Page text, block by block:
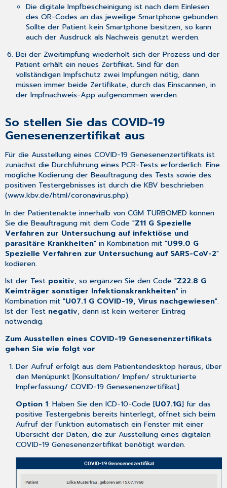
Die digitale Impfbescheinigung ist nach dem Einlesen
des QR-Codes an das jeweilige Smartphone gebunden.
Sollte der Patient kein Smartphone besitzen, so kann
auch der Ausdruck als Nachweis genutzt werden.
Bei der Zweitimpfung wiederholt sich der Prozess und der
Patient erhält ein neues Zertifikat. Sind für den
vollständigen Impfschutz zwei Impfungen nötig, dann
müssen immer beide Zertifikate, durch das Einscannen, in
der Impfnachweis-App aufgenommen werden.
So stellen Sie das COVID-19
Genesenenzertifikat aus
Für die Ausstellung eines COVID-19 Genesenenzertifikats ist
zunächst die Durchführung eines PCR-Tests erforderlich. Eine
mögliche Kodierung der Beauftragung des Tests sowie des
positiven Testergebnisses ist durch die KBV beschrieben
(www.kbv.de/html/coronavirus.php).
In der Patientenakte innerhalb von CGM TURBOMED können
Sie die Beauftragung mit dem Code "Z11 G Spezielle
Verfahren zur Untersuchung auf infektiöse und
parasitäre Krankheiten" in Kombination mit "U99.0 G
Spezielle Verfahren zur Untersuchung auf SARS-CoV-2"
kodieren.
Ist der Test positiv, so ergänzen Sie den Code "Z22.8 G
Keimträger sonstiger Infektionskrankheiten" in
Kombination mit "U07.1 G COVID-19, Virus nachgewiesen".
Ist der Test negativ, dann ist kein weiterer Eintrag
notwendig.
Zum Ausstellen eines COVID-19 Genesenenzertifikats
gehen Sie wie folgt vor:
Der Aufruf erfolgt aus dem Patientendesktop heraus, über
den Menüpunkt [Konsultation/ Impfen/ strukturierte
Impferfassung/ COVID-19 Genesenenzertifikat].
Option 1: Haben Sie den ICD-10-Code [U07.1G] für das
positive Testergebnis bereits hinterlegt, öffnet sich beim
Aufruf der Funktion automatisch ein Fenster mit einer
Übersicht der Daten, die zur Ausstellung eines digitalen
COVID-19 Genesenenzertifikat benötigt werden.